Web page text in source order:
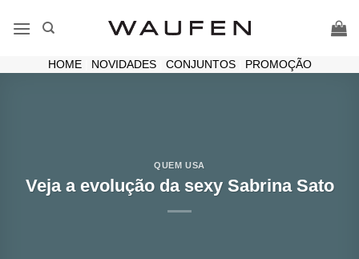
HOME| NOVIDADES| CONJUNTOS| PROMOÇÃO
QUEM USA
Veja a evolução da sexy Sabrina Sato